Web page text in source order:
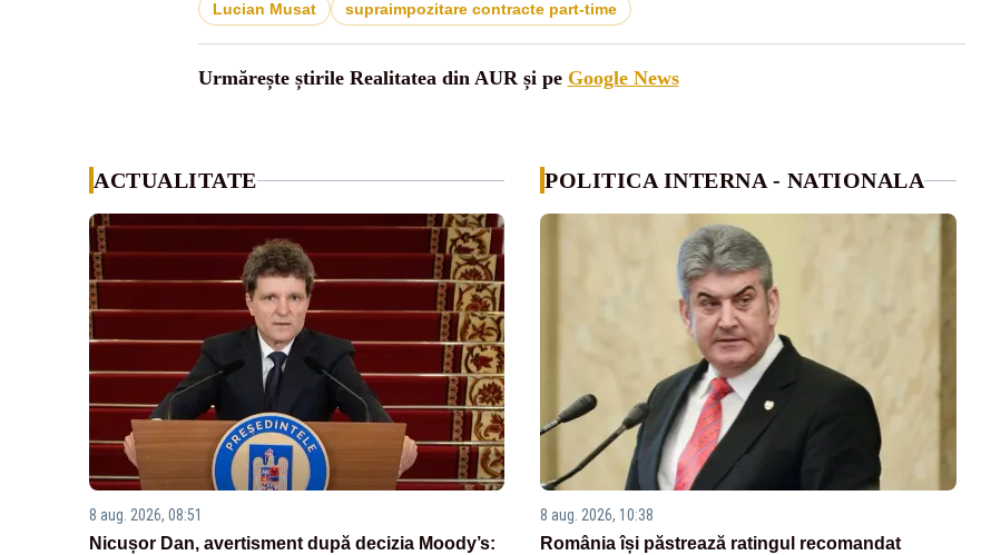
Lucian Musat supraimpozitare contracte part-time
Urmărește știrile Realitatea din AUR și pe Google News
ACTUALITATE
8 aug. 2026, 08:51
Nicușor Dan, avertisment după decizia Moody’s:
POLITICA INTERNA - NATIONALA
8 aug. 2026, 10:38
România își păstrează ratingul recomandat